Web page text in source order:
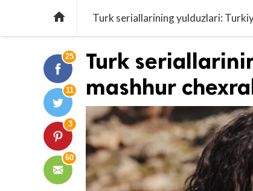
 Turk seriallarining yulduzlari:
25
11
3
60
Turk
mashhur